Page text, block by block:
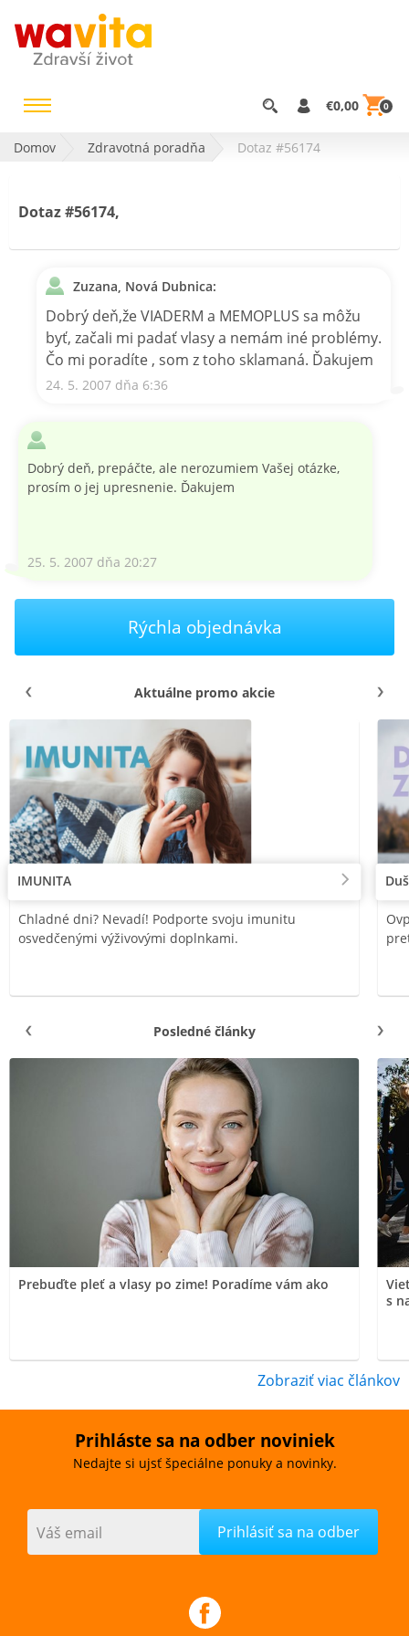
€0,00 0
Domov Zdravotná poradňa Dotaz #56174
Dotaz #56174,
Zuzana, Nová Dubnica:
Dobrý deň,že VIADERM a MEMOPLUS sa môžu
byť, začali mi padať vlasy a nemám iné problémy.
Čo mi poradíte , som z toho sklamaná. Ďakujem
24. 5. 2007 dňa 6:36
Dobrý deň, prepáčte, ale nerozumiem Vašej otázke,
prosím o jej upresnenie. Ďakujem
25. 5. 2007 dňa 20:27
Rýchla objednávka
Aktuálne promo akcie
IMUNITA
Chladné dni? Nevadí! Podporte svoju imunitu
osvedčenými výživovými doplnkami.
Posledné články
Prebuďte pleť a vlasy po zime! Poradíme vám ako
s
Zobraziť viac článkov
Prihláste sa na odber noviniek
Nedajte si ujsť špeciálne ponuky a novinky.
Váš email